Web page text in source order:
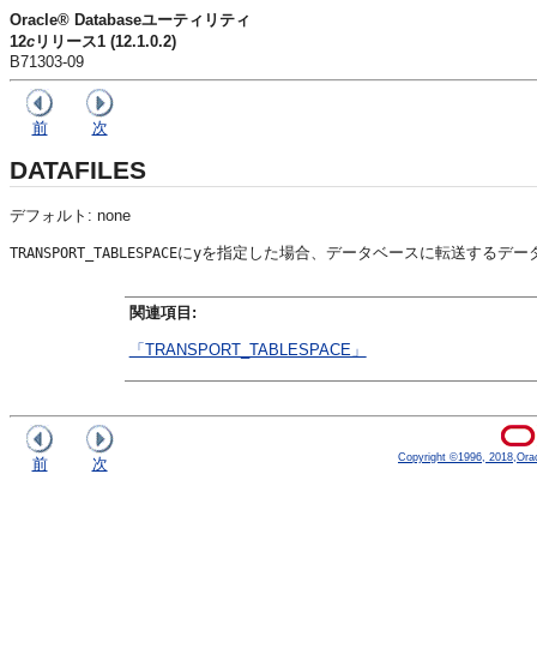
Oracle® Databaseユーティリティ
12c リリース1 (12.1.0.2)
B71303-09
前 次
DATAFILES
デフォルト: none
TRANSPORT_TABLESPACEにyを指定した場合、データベースに転送するデ
関連項目:
「TRANSPORT_TABLESPACE」
前 次 Copyright ©1996,